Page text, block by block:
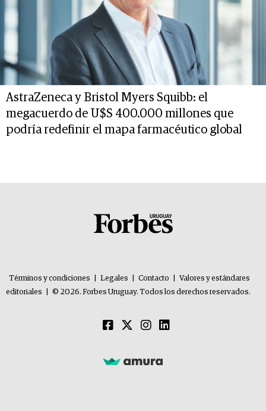
AstraZeneca y Bristol Myers Squibb: el
megacuerdo de U$S 400.000 millones que
podría redefinir el mapa farmacéutico global
Términos y condiciones Legales Contacto
Valores y estándares
editoriales
© 2026. Forbes Uruguay. Todos los derechos reservados.